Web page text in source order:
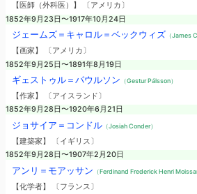
【医師（外科医）】 〔アメリカ〕
1852年9月23日〜1917年10月24日
ジェームズ＝キャロル＝ベックウィズ （James
【画家】 〔アメリカ〕
1852年9月25日〜1891年8月19日
ギェストゥル＝パウルソン （Gestur Pálsson）
【作家】 〔アイスランド〕
1852年9月28日〜1920年6月21日
ジョサイア＝コンドル（Josiah Conder）
【建築家】 〔イギリス〕
1852年9月28日〜1907年2月20日
アンリ＝モアッサン （Ferdinand Frederick Henri
【化学者】 〔フランス〕